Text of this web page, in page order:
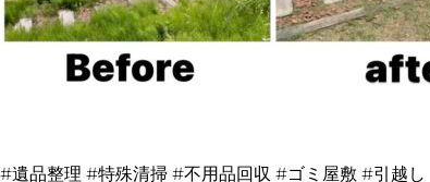
#遺品整理 #特殊清掃 #不用品回収 #ゴミ屋敷 #引越し